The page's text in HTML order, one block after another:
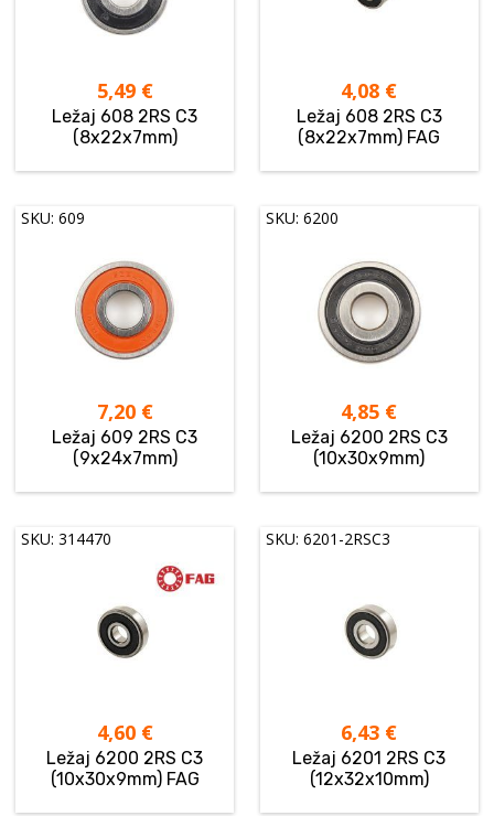
5,49 €
Ležaj 608 2RS C3
(8x22x7mm)
4,08 €
Ležaj 608 2RS C3
(8x22x7mm) FAG
SKU: 609
7,20 €
Ležaj 609 2RS C3
(9x24x7mm)
SKU: 6200
4,85 €
Ležaj 6200 2RS C3
(10x30x9mm)
SKU: 314470
4,60 €
Ležaj 6200 2RS C3
(10x30x9mm) FAG
SKU: 6201-2RSC3
6,43 €
Ležaj 6201 2RS C3
(12x32x10mm)